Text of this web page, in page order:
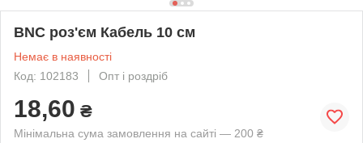
BNC роз'єм Кабель 10 см
Немає в наявності
Код: 102183
Опт і роздріб
18,60 ₴
Мінімальна сума замовлення на сайті — 200 ₴